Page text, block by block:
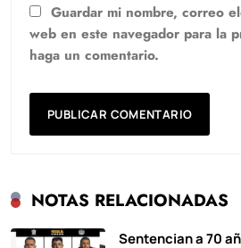
Guardar mi nombre, correo
web en este navegador para la
haga un comentario.
NOTAS RELACIONADAS
Sentencian a 70